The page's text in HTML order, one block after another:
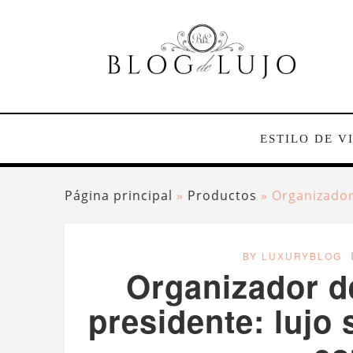
ESTILO DE
Página principal » Productos »
BY LUXURYBLOG
Organizador
presidente: lujo